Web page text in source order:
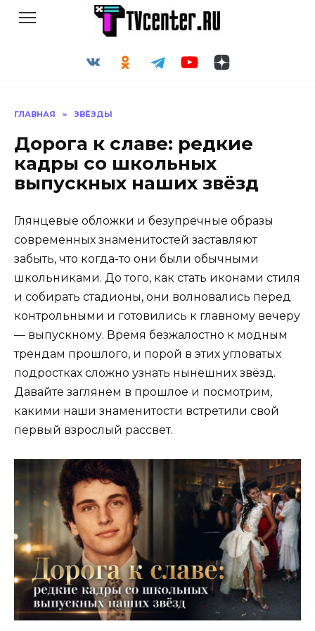
ГЛАВНАЯ » ЗВЁЗДЫ
Дорога к славе: редкие
кадры со школьных
выпускных наших звёзд
Глянцевые обложки и безупречные образы
современных знаменитостей заставляют
забыть, что когда-то они были обычными
школьниками. До того, как стать иконами стиля
и собирать стадионы, они волновались перед
контрольными и готовились к главному вечеру
— выпускному. Время безжалостно к модным
трендам прошлого, и порой в этих угловатых
подростках сложно узнать нынешних звёзд.
Давайте заглянем в прошлое и посмотрим,
какими наши знаменитости встретили свой
первый взрослый рассвет.